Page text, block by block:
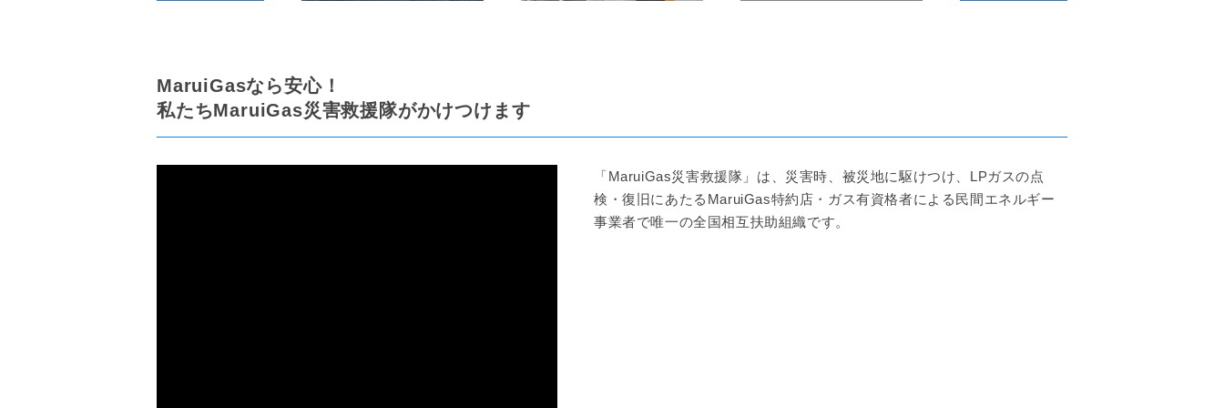
MaruiGasなら安心！
私たちMaruiGas災害救援隊がかけつけます
「MaruiGas災害救援隊」は、災害時、被災地に駆けつけ、LPガスの点
検・復旧にあたるMaruiGas特約店・ガス有資格者による民間エネルギー
事業者で唯一の全国相互扶助組織です。